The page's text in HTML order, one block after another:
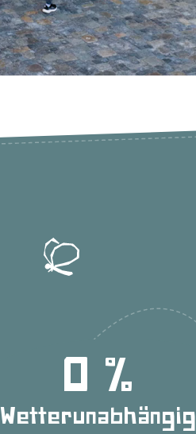
0
Wetterunabhängig